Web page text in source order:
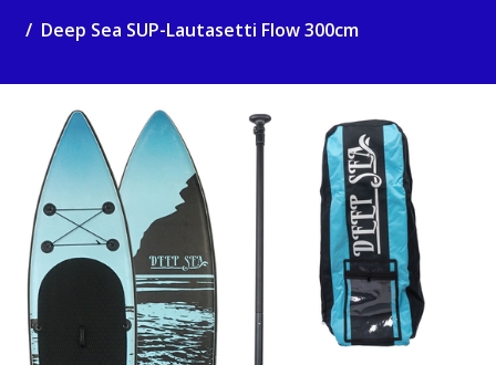
Deep Sea SUP-Lautasetti Flow 300cm